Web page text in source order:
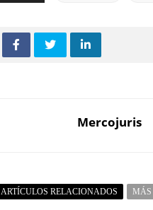
Mercojuris
ARTÍCULOS RELACIONADOS MÁS